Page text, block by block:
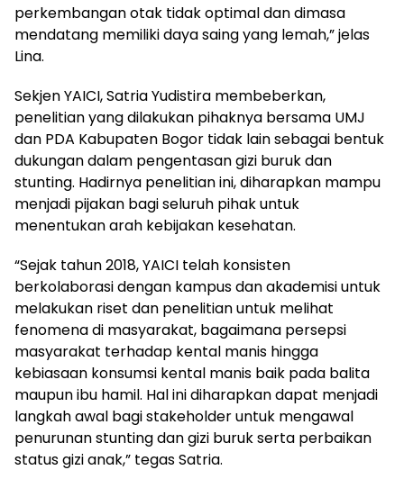
perkembangan otak tidak optimal dan dimasa
mendatang memiliki daya saing yang lemah,” jelas
Lina.
Sekjen YAICI, Satria Yudistira membeberkan,
penelitian yang dilakukan pihaknya bersama UMJ
dan PDA Kabupaten Bogor tidak lain sebagai bentuk
dukungan dalam pengentasan gizi buruk dan
stunting. Hadirnya penelitian ini, diharapkan mampu
menjadi pijakan bagi seluruh pihak untuk
menentukan arah kebijakan kesehatan.
“Sejak tahun 2018, YAICI telah konsisten
berkolaborasi dengan kampus dan akademisi untuk
melakukan riset dan penelitian untuk melihat
fenomena di masyarakat, bagaimana persepsi
masyarakat terhadap kental manis hingga
kebiasaan konsumsi kental manis baik pada balita
maupun ibu hamil. Hal ini diharapkan dapat menjadi
langkah awal bagi stakeholder untuk mengawal
penurunan stunting dan gizi buruk serta perbaikan
status gizi anak,” tegas Satria.